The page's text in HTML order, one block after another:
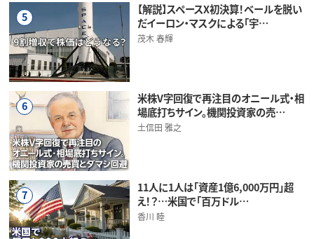
5
【解説】スペースX初決算！ベールを脱い
だイーロン・マスクによる「宇…
茂木 春輝
6
米株V字回復で再注目のオニール式・相
場底打ちサイン。機関投資家の売…
土信田 雅之
7
11人に1人は「資産1億6,000万円」超
え！？…米国で「百万ドル…
香川 睦